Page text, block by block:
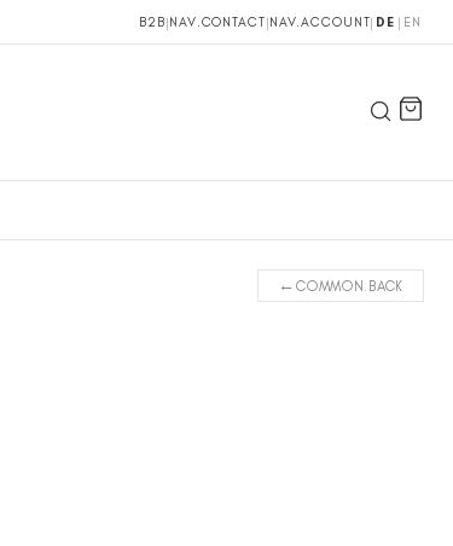
B2B|NAV.CONTACT|NAV.ACCOUNT| DE | EN
←COMMON.BACK